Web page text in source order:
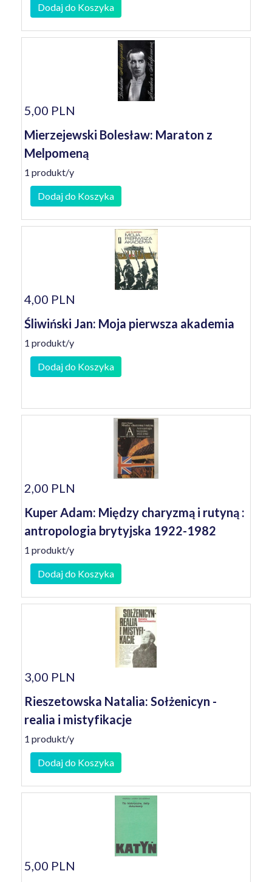
Dodaj do Koszyka
5,00 PLN
Mierzejewski Bolesław: Maraton z
Melpomeną
1 produkt/y
Dodaj do Koszyka
4,00 PLN
Śliwiński Jan: Moja pierwsza akademia
1 produkt/y
Dodaj do Koszyka
2,00 PLN
Kuper Adam: Między charyzmą i rutyną :
antropologia brytyjska 1922-1982
1 produkt/y
Dodaj do Koszyka
3,00 PLN
Rieszetowska Natalia: Sołżenicyn -
realia i mistyfikacje
1 produkt/y
Dodaj do Koszyka
5,00 PLN